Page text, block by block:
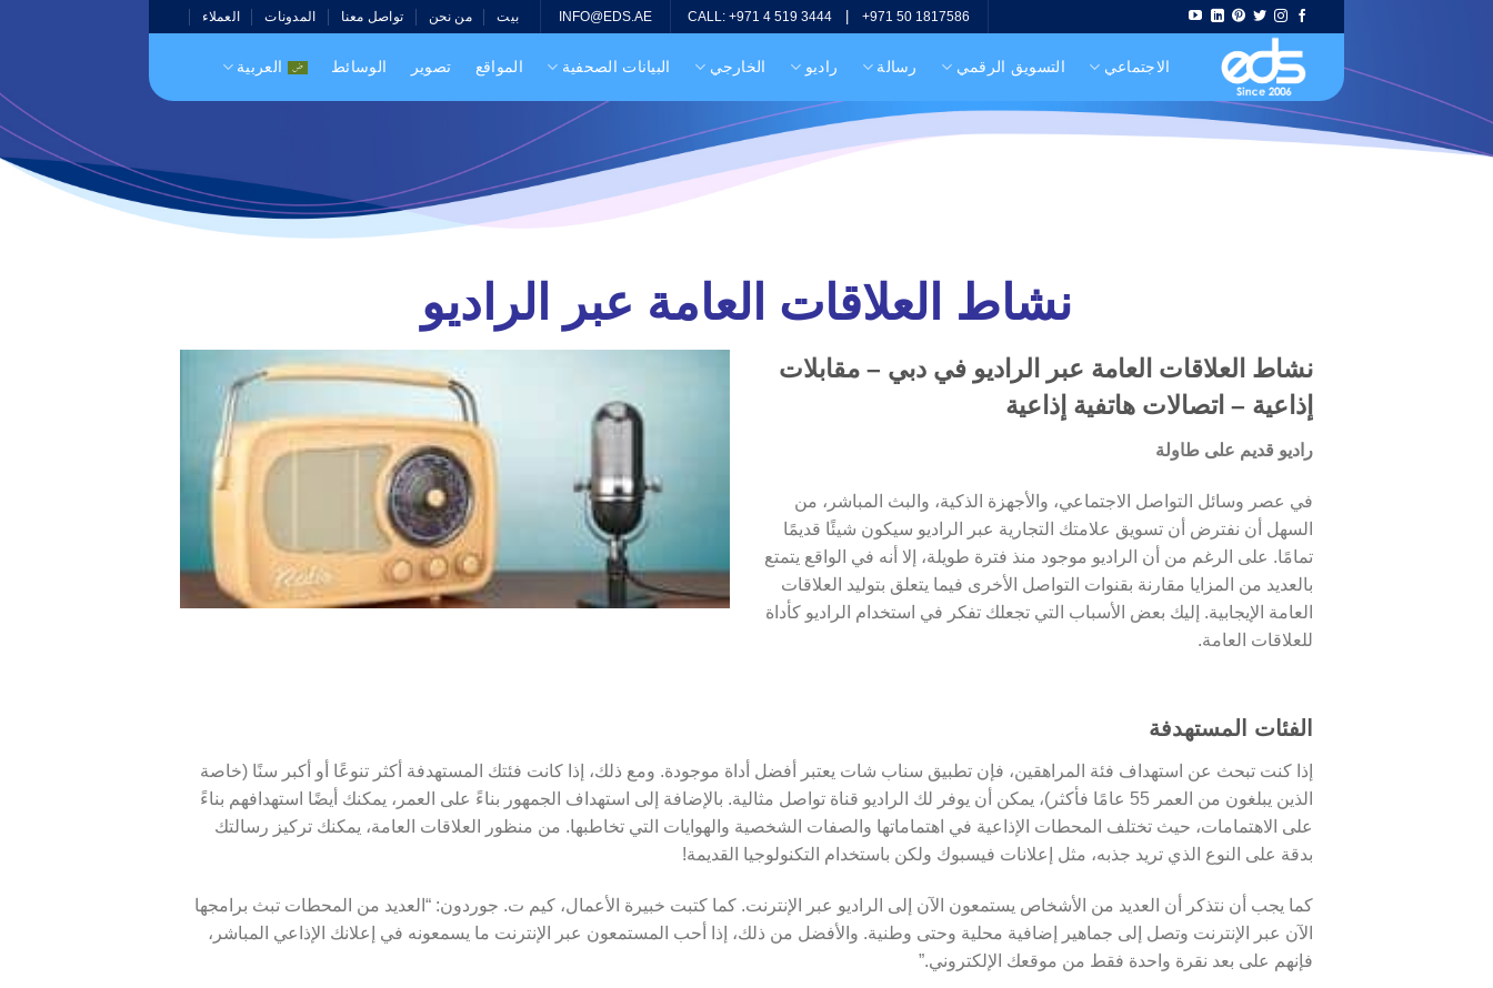
CALL: +971 4 519 3444 |+971 50 1817586
INFO@EDS.AE بيت من نحن تواصل معنا المدونات العملاء
الاجتماعي التسويق الرقمي رسالة راديو الخارجي البيانات الصحفية المواقع تصوير الوسائط العربية
نشاط العلاقات العامة عبر الراديو
نشاط العلاقات العامة عبر الراديو في دبي – مقابلات
إذاعية – اتصالات هاتفية إذاعية
راديو قديم على طاولة
في عصر وسائل التواصل الاجتماعي، والأجهزة الذكية، والبث المباشر، من
السهل أن نفترض أن تسويق علامتك التجارية عبر الراديو سيكون شيئًا قديمًا
تمامًا. على الرغم من أن الراديو موجود منذ فترة طويلة، إلا أنه في الواقع يتمتع
بالعديد من المزايا مقارنة بقنوات التواصل الأخرى فيما يتعلق بتوليد العلاقات
العامة الإيجابية. إليك بعض الأسباب التي تجعلك تفكر في استخدام الراديو كأداة
للعلاقات العامة.
الفئات المستهدفة
إذا كنت تبحث عن استهداف فئة المراهقين، فإن تطبيق سناب شات يعتبر أفضل أداة موجودة. ومع ذلك، إذا كانت فئتك المستهدفة أكثر تنوعًا أو أكبر سنًا (خاصة
الذين يبلغون من العمر 55 عامًا فأكثر)، يمكن أن يوفر لك الراديو قناة تواصل مثالية. بالإضافة إلى استهداف الجمهور بناءً على العمر، يمكنك أيضًا استهدافهم بناءً
على الاهتمامات، حيث تختلف المحطات الإذاعية في اهتماماتها والصفات الشخصية والهوايات التي تخاطبها. من منظور العلاقات العامة، يمكنك تركيز رسالتك
بدقة على النوع الذي تريد جذبه، مثل إعلانات فيسبوك ولكن باستخدام التكنولوجيا القديمة!
كما يجب أن نتذكر أن العديد من الأشخاص يستمعون الآن إلى الراديو عبر الإنترنت. كما كتبت خبيرة الأعمال، كيم ت. جوردون: “العديد من المحطات تبث برامجها
الآن عبر الإنترنت وتصل إلى جماهير إضافية محلية وحتى وطنية. والأفضل من ذلك، إذا أحب المستمعون عبر الإنترنت ما يسمعونه في إعلانك الإذاعي المباشر،
فإنهم على بعد نقرة واحدة فقط من موقعك الإلكتروني.”